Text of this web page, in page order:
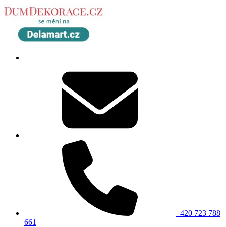
+420 723 788
661